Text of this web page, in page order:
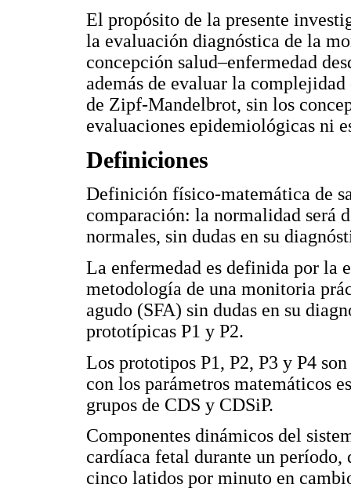
El propósito de la presente
la evaluación diagnóstica de la
concepción salud–enfermedad
además de evaluar la
de Zipf-Mandelbrot, sin los
evaluaciones epidemiológicas ni
Definiciones
Definición físico-matemática de
comparación: la normalidad será
normales, sin dudas en su
La enfermedad es definida por la
metodología de una monitoria
agudo (SFA) sin dudas en su
prototípicas P1 y P2.
Los prototipos P1, P2, P3 y P4
con los parámetros matemáticos
grupos de CDS y CDSiP.
Componentes dinámicos del
cardíaca fetal durante un
cinco latidos por minuto en